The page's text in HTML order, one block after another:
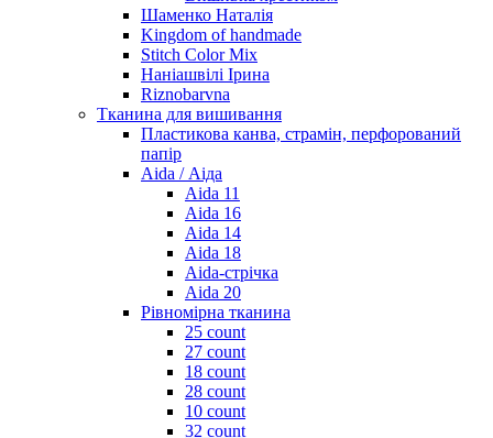
Шаменко Наталія
Kingdom of handmade
Stitch Color Mix
Наніашвілі Ірина
Riznobarvna
Тканина для вишивання
Пластикова канва, страмін, перфорований
папір
Aida / Аіда
Aida 11
Aida 16
Aida 14
Aida 18
Aida-стрічка
Aida 20
Рівномірна тканина
25 count
27 count
18 count
28 count
10 count
32 count